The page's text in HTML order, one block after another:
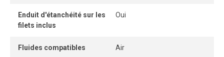
Enduit d'étanchéité sur les
filets inclus
Oui
Fluides compatibles Air